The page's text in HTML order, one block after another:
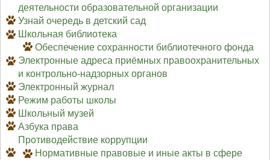
деятельности образовательной организации
Узнай очередь в детский сад
Школьная библиотека
Обеспечение сохранности библиотечного фонда
Электронные адреса приёмных правоохранительных
и контрольно-надзорных органов
Электронный журнал
Режим работы школы
Школьный музей
Азбука права
Противодействие коррупции
Нормативные правовые и иные акты в сфере